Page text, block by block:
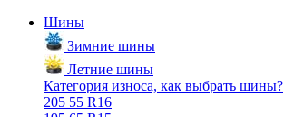
Шины
Зимние шины
Летние шины
Категория износа, как выбрать шины?
205 55 R16